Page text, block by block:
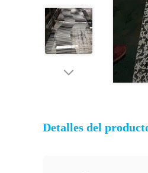
Detalles del